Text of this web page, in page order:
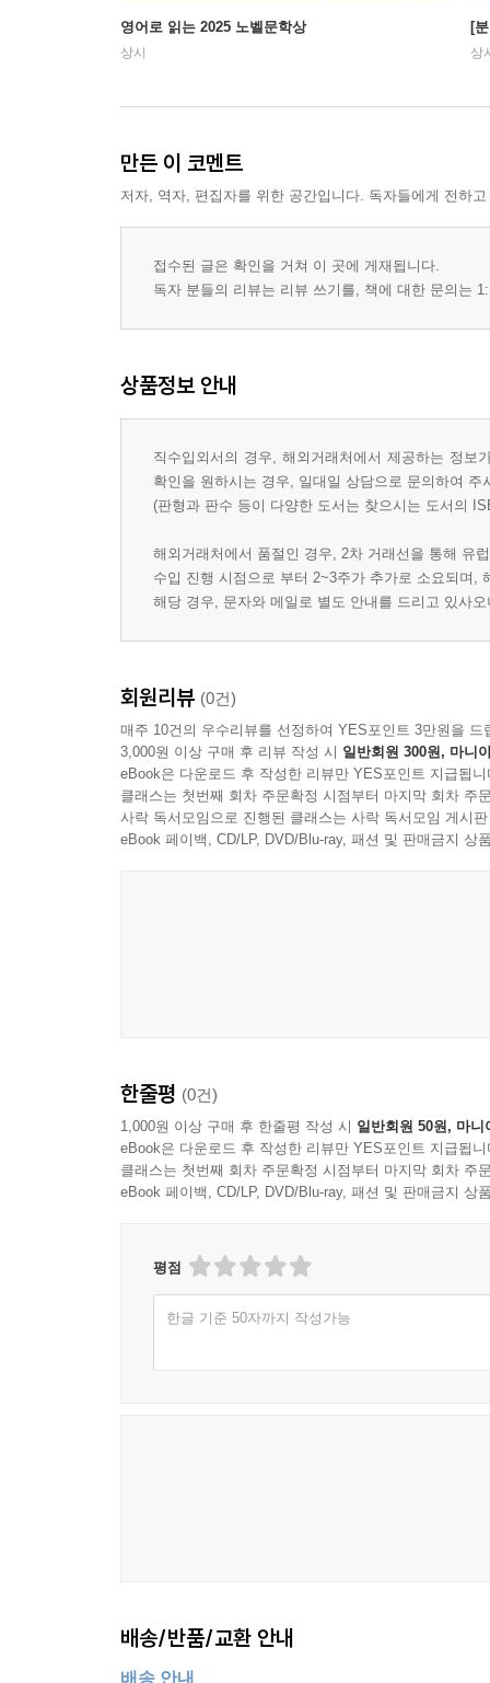
영어로 읽는 2025 노벨문학상
상시
[
상
만든 이 코멘트
저자, 역자, 편집자를 위한 공간입니다. 독자들에게 전하
접수된 글은 확인을 거쳐 이 곳에 게재됩니다.
독자 분들의 리뷰는 리뷰 쓰기를, 책에 대한 문의는
상품정보 안내
직수입외서의 경우, 해외거래처에서 제공하는 정
확인을 원하시는 경우, 일대일 상담으로 문의하여 주
(판형과 판수 등이 다양한 도서는 찾으시는 도서의
해외거래처에서 품절인 경우, 2차 거래선을 통해 유
수입 진행 시점으로 부터 2~3주가 추가로 소요되며,
해당 경우, 문자와 메일로 별도 안내를 드리고 있사
회원리뷰 (0건)
매주 10건의 우수리뷰를 선정하여 YES포인트 3만원을 드
3,000원 이상 구매 후 리뷰 작성 시 일반회원 300원, 마니
eBook은 다운로드 후 작성한 리뷰만 YES포인트 지급됩니
클래스는 첫번째 회차 주문확정 시점부터 마지막 회차 주
사락 독서모임으로 진행된 클래스는 사락 독서모임 게시
eBook 페이백, CD/LP, DVD/Blu-ray, 패션 및 판매금지 상
한줄평 (0건)
1,000원 이상 구매 후 한줄평 작성 시 일반회원 50원, 마니
eBook은 다운로드 후 작성한 리뷰만 YES포인트 지급됩니
클래스는 첫번째 회차 주문확정 시점부터 마지막 회차 주
eBook 페이백, CD/LP, DVD/Blu-ray, 패션 및 판매금지 상
평점
한글 기준 50자까지 작성가능
배송/반품/교환 안내
배송 안내